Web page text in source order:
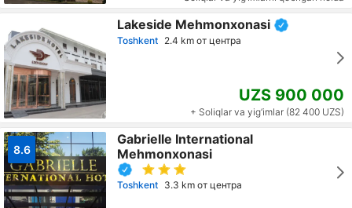
Lakeside Mehmonxonasi
Toshkent 2.4 km от центра
UZS 900 000
+ Soliqlar va yig‘imlar (82 400 UZS)
8.6
Gabrielle International
Mehmonxonasi
Toshkent 3.3 km от центра